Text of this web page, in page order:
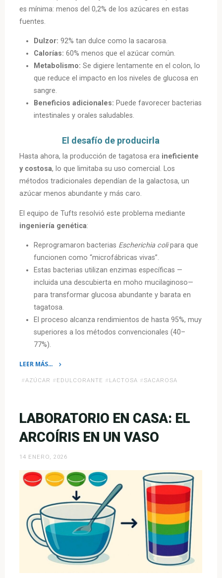
es mínima: menos del 0,2% de los azúcares en estas
fuentes.
Dulzor: 92% tan dulce como la sacarosa.
Calorías: 60% menos que el azúcar común.
Metabolismo: Se digiere lentamente en el colon, lo
que reduce el impacto en los niveles de glucosa en
sangre.
Beneficios adicionales: Puede favorecer bacterias
intestinales y orales saludables.
El desafío de producirla
Hasta ahora, la producción de tagatosa era ineficiente
y costosa, lo que limitaba su uso comercial. Los
métodos tradicionales dependían de la galactosa, un
azúcar menos abundante y más caro.
El equipo de Tufts resolvió este problema mediante
ingeniería genética:
Reprogramaron bacterias Escherichia colipara que
funcionen como “microfábricas vivas”.
Estas bacterias utilizan enzimas específicas —
incluida una descubierta en moho mucilaginoso—
para transformar glucosa abundante y barata en
tagatosa.
El proceso alcanza rendimientos de hasta 95%, muy
superiores a los métodos convencionales (40–
77%).
LEER MÁS…
«Tagatosa:
raro
que
podría
a
la
sacarosa»
# AZÚCAR # EDULCORANTE # LACTOSA # SACAROSA
LABORATORIO EN CASA: EL
ARCOÍRIS EN UN VASO
14 ENERO, 2026